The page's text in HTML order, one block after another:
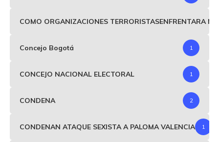
COMO ORGANIZACIONES TERRORISTASENFRENTARA
Concejo Bogotá 1
CONCEJO NACIONAL ELECTORAL 1
CONDENA 2
CONDENAN ATAQUE SEXISTA A PALOMA VALENCIA 1